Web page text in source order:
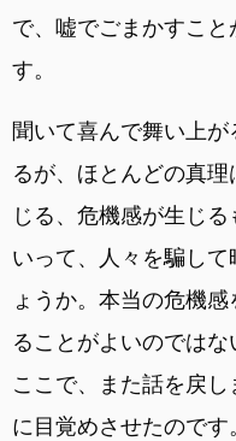
で、嘘でごまかすこ
す。
聞いて喜んで舞い上
るが、ほとんどの真
じる、危機感が生じ
いって、人々を騙し
ょうか。本当の危機
ることがよいのではな
ここで、また話を戻
に目覚めさせたのです